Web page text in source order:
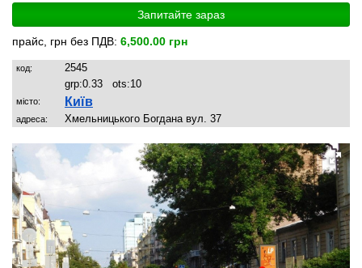
Запитайте зараз
прайс, грн без ПДВ: 6,500.00 грн
код:
2545
grp:0.33 ots:10
місто: Київ
адреса: Хмельницького Богдана вул. 37